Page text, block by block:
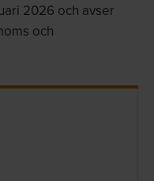
2026 och avser
och